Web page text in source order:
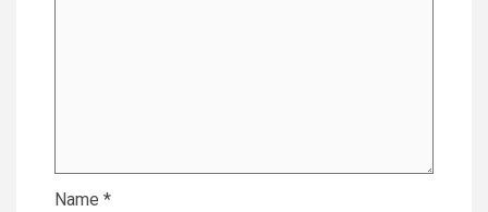
Name *